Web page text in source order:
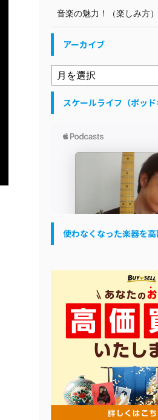
音楽の魅力！（楽しみ方
アーカイブ
スケールライフ（ポッド
使わなくなった楽器を